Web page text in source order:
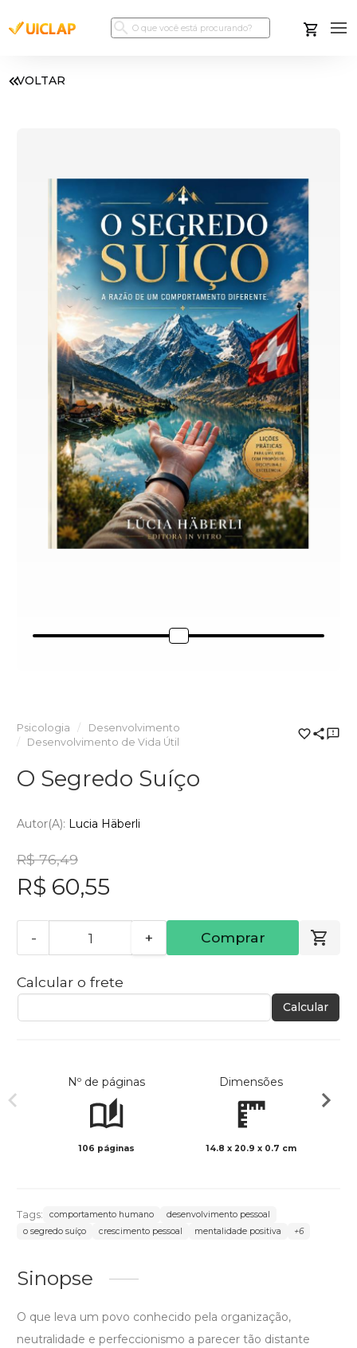
VOLTAR
Psicologia
Desenvolvimento
Desenvolvimento de Vida Útil
O Segredo Suíço
Autor(a): Lucia Häberli
R$ 76,49
R$ 60,55
- + Comprar
Calcular o frete
Calcular
Nº de páginas
106 páginas
Dimensões
14.8 x 20.9 x 0.7 cm
Tags: comportamento humano
desenvolvimento pessoal
o segredo suíço
crescimento pessoal mentalidade positiva +6
Sinopse
O que leva um povo conhecido pela organização,
neutralidade e perfeccionismo a parecer tão distante